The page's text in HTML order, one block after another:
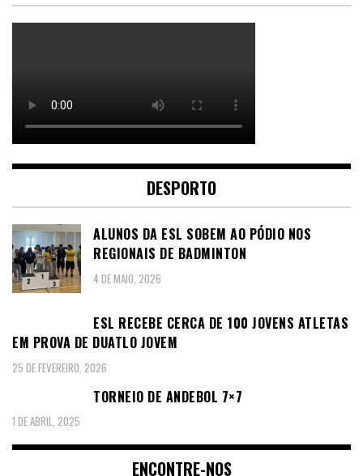
DESPORTO
ALUNOS DA ESL SOBEM AO PÓDIO NOS
REGIONAIS DE BADMINTON
4 DE MAIO, 2026
ESL RECEBE CERCA DE 100 JOVENS ATLETAS
EM PROVA DE DUATLO JOVEM
25 DE FEVEREIRO, 2026
TORNEIO DE ANDEBOL 7×7
1 DE ABRIL, 2025
ENCONTRE-NOS